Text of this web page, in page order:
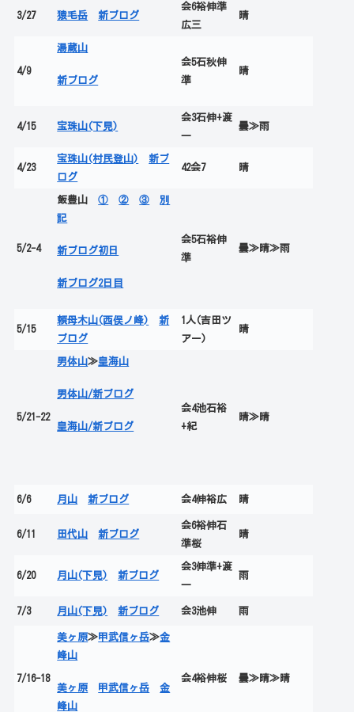
3/27 猿毛岳 新ブログ
会6裕伸準
広三
晴
4/9
湯蔵山
新ブログ
会5石秋伸
準
晴
4/15 宝珠山(下見)
会3石伸+渡
一
曇≫雨
4/23
宝珠山(村民登山)
新ブ
ログ
42会7 晴
5/2-4
飯豊山① ② ③
別
記
新ブログ初日
新ブログ2日目
会5石裕伸
準
曇≫晴≫雨
5/15
頼母木山(西俣ノ峰)
新
ブログ
1人(吉田ツ
アー)
晴
5/21-22
男体山≫皇海山
男体山/新ブログ
皇海山/新ブログ
会4池石裕
+紀
晴≫晴
6/6 月山 新ブログ 会4伸裕広 晴
6/11 田代山 新ブログ
会6裕伸石
準桜
晴
6/20 月山(下見) 新ブログ
会3伸準+渡
一
雨
7/3 月山(下見) 新ブログ 会3池伸 雨
7/16-18
美ヶ原≫甲武信ヶ岳≫金
峰山
美ヶ原 甲武信ヶ岳
金
峰山
会4裕伸桜 曇≫晴≫晴